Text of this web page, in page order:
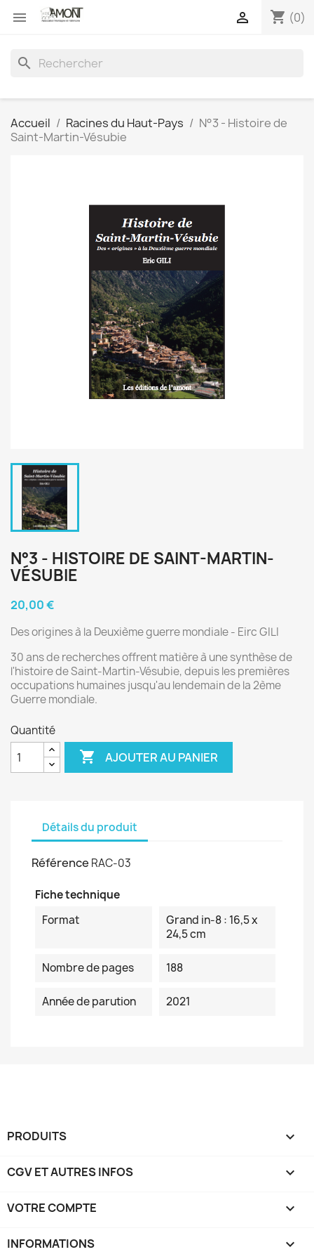
 shopping_cart (0)

search
Accueil Racines du Haut-Pays
N°3 - Histoire de
Saint-Martin-Vésubie
N°3 - HISTOIRE DE SAINT-MARTIN-
VÉSUBIE
20,00 €
Des origines à la Deuxième guerre mondiale - Eirc GILI
30 ans de recherches offrent matière à une synthèse de
l'histoire de Saint-Martin-Vésubie, depuis les premières
occupations humaines jusqu'au lendemain de la 2ème
Guerre mondiale.
Quantité
 AJOUTER AU PANIER
Détails du produit
Référence RAC-03
Fiche technique
Format
Grand in-8 : 16,5 x
24,5 cm
Nombre de pages 188
Année de parution 2021
PRODUITS 
CGV ET AUTRES INFOS 
VOTRE COMPTE 
INFORMATIONS keyboard_arrow_down